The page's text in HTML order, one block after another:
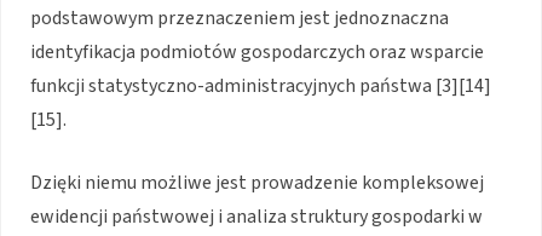
podstawowym przeznaczeniem jest jednoznaczna
identyfikacja podmiotów gospodarczych oraz wsparcie
funkcji statystyczno-administracyjnych państwa [3][14]
[15].
Dzięki niemu możliwe jest prowadzenie kompleksowej
ewidencji państwowej i analiza struktury gospodarki w